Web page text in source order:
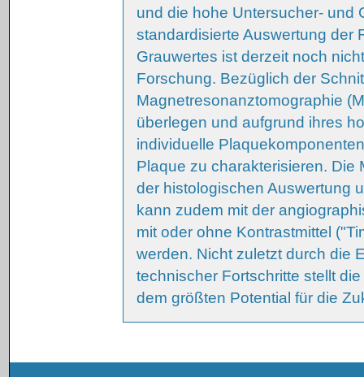
und die hohe Untersucher- und
standardisierte Auswertung der
Grauwertes ist derzeit noch
Forschung. Bezüglich der
Magnetresonanztomographie
überlegen und aufgrund ihres
individuelle
Plaque zu charakterisieren. Die
der histologischen Auswertung
kann zudem mit der
mit oder ohne Kontrastmittel
werden. Nicht zuletzt durch die
technischer Fortschritte stellt
dem größten Potential für die